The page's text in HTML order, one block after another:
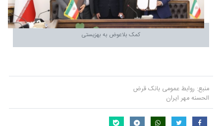
کمک بلاعوض به بهزیستی
منبع: روابط عمومی بانک قرض
الحسنه مهر ایران